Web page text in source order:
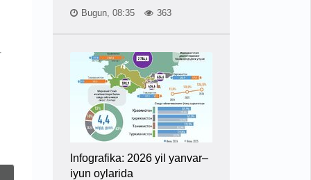
Bugun, 08:35 363
Infografika: 2026 yil yanvar–
iyun oylarida